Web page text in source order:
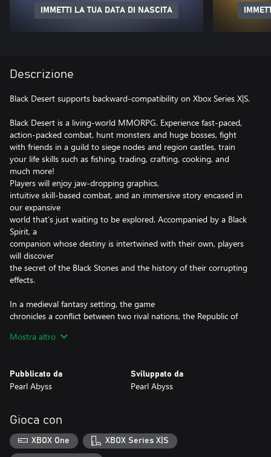
IMMETTI LA TUA DATA DI NASCITA
Descrizione
Black Desert supports backward-compatibility on Xbox Series X|S.
Black Desert is a living-world MMORPG. Experience fast-paced,
action-packed combat, hunt monsters and huge bosses, fight
with friends in a guild to siege nodes and region castles, train
your life skills such as fishing, trading, crafting, cooking, and
much more!
Players will enjoy jaw-dropping graphics,
intuitive skill-based combat, and an immersive story encased in
our expansive
world that’s just waiting to be explored. Accompanied by a Black
Spirit, a
companion whose destiny is intertwined with their own, players
will discover
the secret of the Black Stones and the history of their corrupting
effects.
In a medieval fantasy setting, the game
chronicles a conflict between two rival nations, the Republic of
the Kingdom of Valencia. With a battle based on achievements
directly
aim, escape and make numerous different skill combinations.
- Join over 10 Million Registered Users in Black Desert
- The 10 Best MMOs of 2017 - MMORPG.com
- 2016 Best new MMORPG - MMORPG.com
Mostra altro
Pubblicato da
Pearl Abyss
Sviluppato da
Pearl Abyss
Gioca con
XBOX One XBOX Series X|S